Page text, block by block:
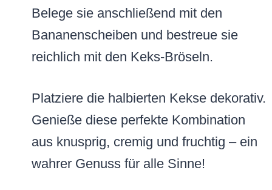
Belege sie anschließend mit den
Bananenscheiben und bestreue sie
reichlich mit den Keks-Bröseln.
Platziere die halbierten Kekse dekorativ.
Genieße diese perfekte Kombination
aus knusprig, cremig und fruchtig – ein
wahrer Genuss für alle Sinne!